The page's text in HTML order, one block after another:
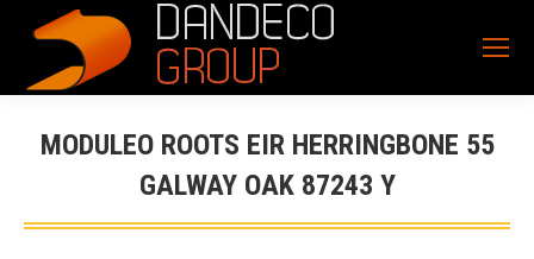
MODULEO ROOTS EIR HERRINGBONE 55
GALWAY OAK 87243 Y